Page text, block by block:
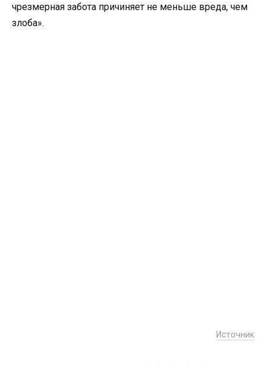
чрезмерная забота причиняет не меньше вреда, чем
злоба».
Источник